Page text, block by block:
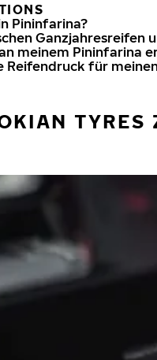
Pininfarina?
Ganzjahresreifen
meinem Pininfarina
Reifendruck für
TYRES